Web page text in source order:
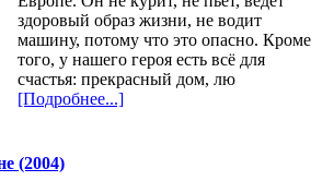
здоровый образ жизни, не водит
машину, потому что это опасно. Кроме
того, у нашего героя есть всё для
счастья: прекрасный дом, лю
[Подробнее...]
(2004)